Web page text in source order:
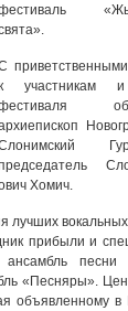
участникам и
Хомич.
лучших
прибыли и
ансамбль
«Песняры».
объявленному в